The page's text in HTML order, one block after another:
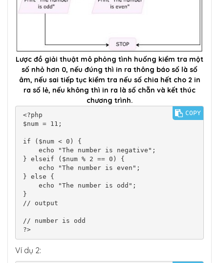
Lược đồ giải thuật mô phỏng tình huống kiểm tra một
số nhỏ hơn 0, nếu đúng thì in ra thông báo số là số
âm, nếu sai tiếp tục kiểm tra nếu số chia hết cho 2 in
ra số lẻ, nếu không thì in ra là số chẵn và kết thúc
chương trình.
<?php
$num = 11;
if ($num < 0) {
} elseif ($num % 2 == 0) {
} else {
}
// output
// number is odd
?>
COPY
Ví dụ 2: